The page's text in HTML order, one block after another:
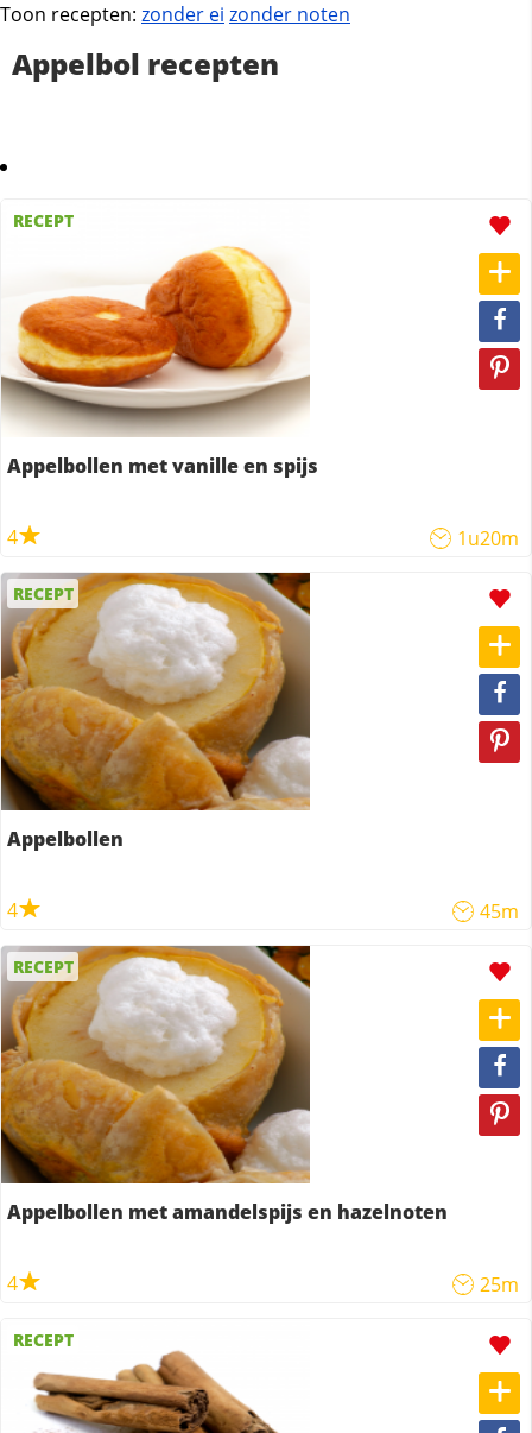
Toon recepten: zonder ei zonder noten
Appelbol recepten
RECEPT
Appelbollen met vanille en spijs
4 1u20m
RECEPT
Appelbollen
4 45m
RECEPT
Appelbollen met amandelspijs en hazelnoten
4 25m
RECEPT